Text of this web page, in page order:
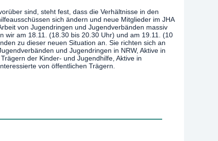
sind, steht fest, dass die Verhältnisse in den
sich ändern und neue Mitglieder im JHA
von Jugendringen und Jugendverbänden massiv
wir am 18.11. (18.30 bis 20.30 Uhr) und am 19.11. (10
zu dieser neuen Situation an. Sie richten sich an
und Jugendringen in NRW, Aktive in
der Kinder- und Jugendhilfe, Aktive in
von öffentlichen Trägern.